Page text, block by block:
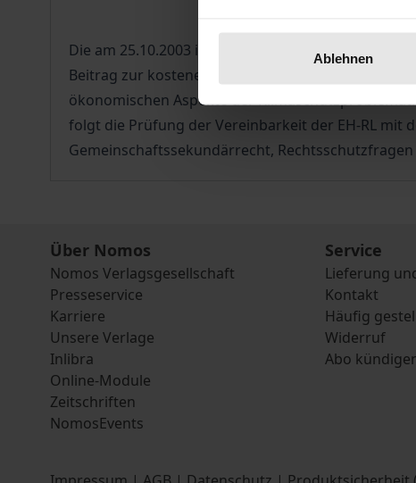
Ablehnen
Die am 25.10.2003 in Kraft getretene
Beitrag zur kosteneffizienten Reduktion der
ökonomischen Aspekte der
folgt die Prüfung der Vereinbarkeit der EH-RL mit
Gemeinschaftssekundärrecht,
Über Nomos
Nomos Verlagsgesellschaft
Presseservice
Karriere
Unsere Verlage
Inlibra
Online-Module
Zeitschriften
NomosEvents
Service
Lieferung
Kontakt
Häufig
Widerruf
Abo